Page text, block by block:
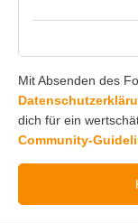
Mit Absenden des
dich für ein
Community-